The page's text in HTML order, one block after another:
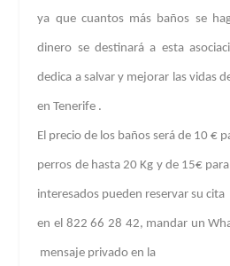
ya que cuantos más baños se
dinero se destinará a esta
dedica a salvar y mejorar las vidas
en Tenerife .
El precio de los baños será de 10 €
perros de hasta 20 Kg y de 15€
interesados pueden reservar su cita
en el 822 66 28 42, mandar un
mensaje privado en la